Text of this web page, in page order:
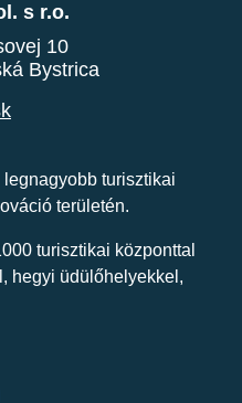
s r.o.
10
Bystrica
turisztikai
területén.
turisztikai központtal
hegyi üdülőhelyekkel,